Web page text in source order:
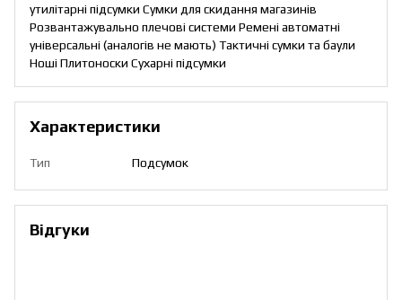
утилітарні підсумки Сумки для скидання магазинів
Розвантажувально плечові системи Ремені автоматні
універсальні (аналогів не мають) Тактичні сумки та баули
Ноші Плитоноски Сухарні підсумки
Характеристики
Тип Подсумок
Відгуки